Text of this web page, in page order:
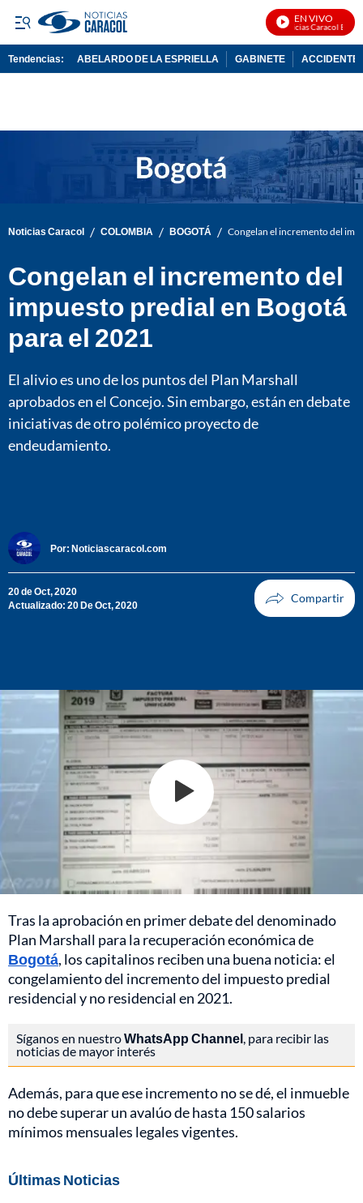
EN VIVO
Noticias Caracol En Vivo
Tendencias: ABELARDO DE LA ESPRIELLA GABINETE ACCIDENTE
Noticias Caracol / COLOMBIA / BOGOTÁ / Congelan el incremento del
Congelan el incremento del
impuesto predial en Bogotá
para el 2021
El alivio es uno de los puntos del Plan Marshall
aprobados en el Concejo. Sin embargo, están en debate
iniciativas de otro polémico proyecto de
endeudamiento.
Por: Noticiascaracol.com
20 de Oct, 2020
Actualizado: 20 De Oct, 2020
Tras la aprobación en primer debate del denominado
Plan Marshall para la recuperación económica de
Bogotá, los capitalinos reciben una buena noticia: el
congelamiento del incremento del impuesto predial
residencial y no residencial en 2021.
Síganos en nuestroWhatsApp Channel , para recibir las
noticias de mayor interés
Además, para que ese incremento no se dé, el inmueble
no debe superar un avalúo de hasta 150 salarios
mínimos mensuales legales vigentes.
Últimas Noticias